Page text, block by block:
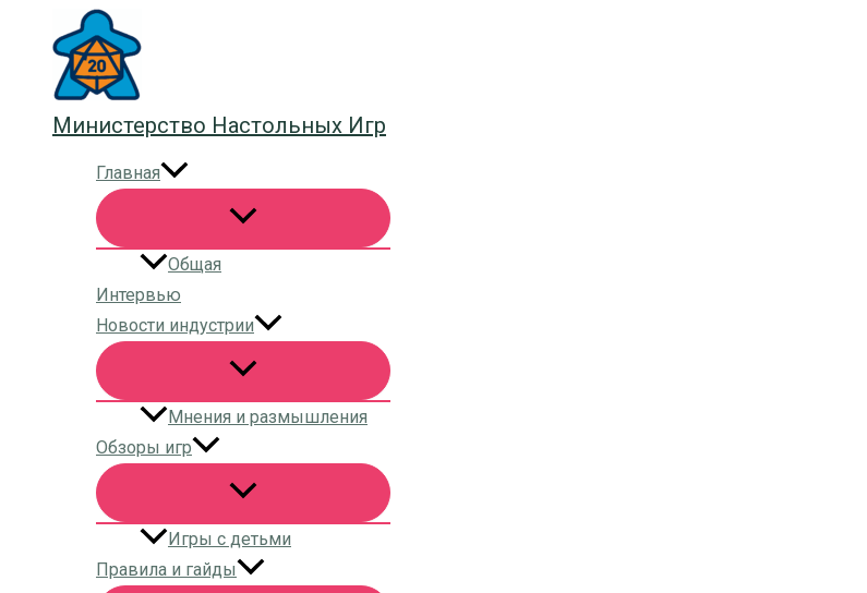
содержимому
Министерство Настольных Игр
Главная
Общая
Интервью
Новости индустрии
Мнения и размышления
Обзоры игр
Игры с детьми
Правила и гайды